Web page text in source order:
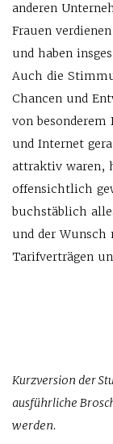
anderen
Frauen
und haben
Auch die
Chancen und
von
und Internet
attraktiv waren,
offensichtlich
buchstäblich
und der Wunsch
Tarifverträgen
Kurzversion der
ausführliche
werden.